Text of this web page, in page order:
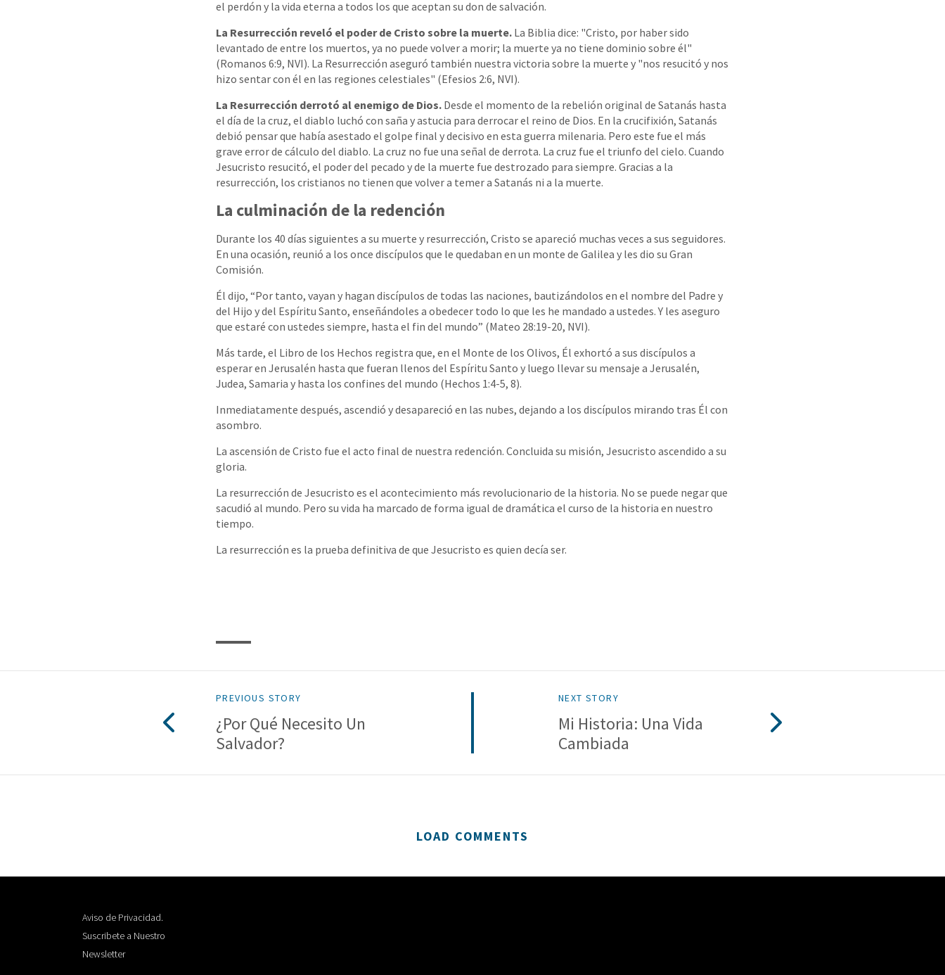
el perdón y la vida eterna a todos los que aceptan su don de salvación.
La Resurrección reveló el poder de Cristo sobre la muerte. La Biblia dice: "Cristo, por haber sido
levantado de entre los muertos, ya no puede volver a morir; la muerte ya no tiene dominio sobre él"
(Romanos 6:9, NVI). La Resurrección aseguró también nuestra victoria sobre la muerte y "nos resucitó y nos
hizo sentar con él en las regiones celestiales" (Efesios 2:6, NVI).
La Resurrección derrotó al enemigo de Dios. Desde el momento de la rebelión original de Satanás hasta
el día de la cruz, el diablo luchó con saña y astucia para derrocar el reino de Dios. En la crucifixión, Satanás
debió pensar que había asestado el golpe final y decisivo en esta guerra milenaria. Pero este fue el más
grave error de cálculo del diablo. La cruz no fue una señal de derrota. La cruz fue el triunfo del cielo. Cuando
Jesucristo resucitó, el poder del pecado y de la muerte fue destrozado para siempre. Gracias a la
resurrección, los cristianos no tienen que volver a temer a Satanás ni a la muerte.
La culminación de la redención
Durante los 40 días siguientes a su muerte y resurrección, Cristo se apareció muchas veces a sus seguidores.
En una ocasión, reunió a los once discípulos que le quedaban en un monte de Galilea y les dio su Gran
Comisión.
Él dijo, “Por tanto, vayan y hagan discípulos de todas las naciones, bautizándolos en el nombre del Padre y
del Hijo y del Espíritu Santo, enseñándoles a obedecer todo lo que les he mandado a ustedes. Y les aseguro
que estaré con ustedes siempre, hasta el fin del mundo” (Mateo 28:19-20, NVI).
Más tarde, el Libro de los Hechos registra que, en el Monte de los Olivos, Él exhortó a sus discípulos a
esperar en Jerusalén hasta que fueran llenos del Espíritu Santo y luego llevar su mensaje a Jerusalén,
Judea, Samaria y hasta los confines del mundo (Hechos 1:4-5, 8).
Inmediatamente después, ascendió y desapareció en las nubes, dejando a los discípulos mirando tras Él con
asombro.
La ascensión de Cristo fue el acto final de nuestra redención. Concluida su misión, Jesucristo ascendido a su
gloria.
La resurrección de Jesucristo es el acontecimiento más revolucionario de la historia. No se puede negar que
sacudió al mundo. Pero su vida ha marcado de forma igual de dramática el curso de la historia en nuestro
tiempo.
La resurrección es la prueba definitiva de que Jesucristo es quien decía ser.
PREVIOUS STORY
¿Por Qué Necesito Un
Salvador?
NEXT STORY
Mi Historia: Una Vida
Cambiada
LOAD COMMENTS
Aviso de Privacidad.
Suscribete a Nuestro
Newsletter